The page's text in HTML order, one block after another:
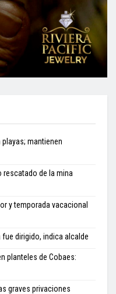
mantienen
rescatado de la mina
y temporada vacacional
dirigido, indica alcalde
planteles de Cobaes:
graves privaciones